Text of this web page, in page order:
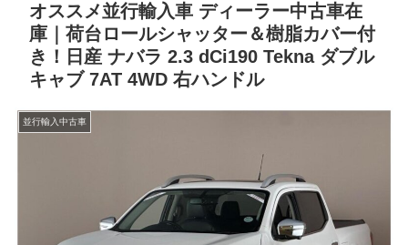
オススメ並行輸入車 ディーラー中古車在
庫｜荷台ロールシャッター＆樹脂カバー付
き！日産 ナバラ 2.3 dCi190 Tekna ダブル
キャブ 7AT 4WD 右ハンドル
並行輸入中古車